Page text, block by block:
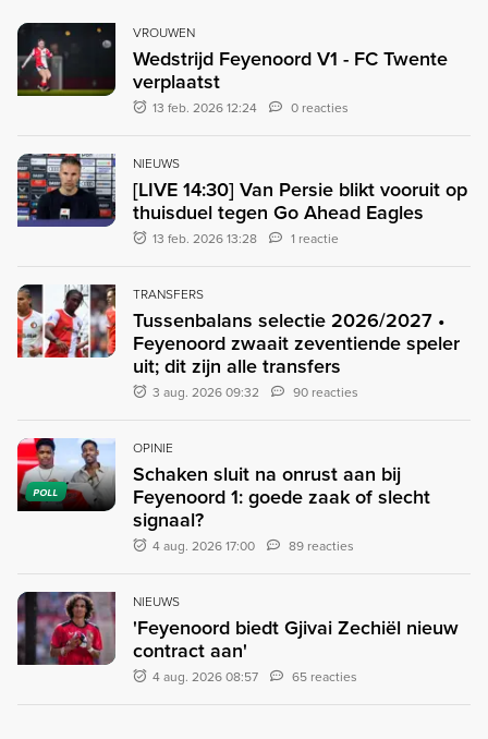
VROUWEN
Wedstrijd Feyenoord V1 - FC Twente
verplaatst
13 feb. 2026 12:24 0 reacties
NIEUWS
[LIVE 14:30] Van Persie blikt vooruit op
thuisduel tegen Go Ahead Eagles
13 feb. 2026 13:28 1 reactie
TRANSFERS
Tussenbalans selectie 2026/2027 •
Feyenoord zwaait zeventiende speler
uit; dit zijn alle transfers
3 aug. 2026 09:32 90 reacties
POLL
OPINIE
Schaken sluit na onrust aan bij
Feyenoord 1: goede zaak of slecht
signaal?
4 aug. 2026 17:00 89 reacties
NIEUWS
'Feyenoord biedt Gjivai Zechiël nieuw
contract aan'
4 aug. 2026 08:57 65 reacties